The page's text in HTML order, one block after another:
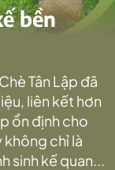
bền
Tân Lập đã
liên kết hơn
ổn định cho
chỉ là
sinh kế quan...